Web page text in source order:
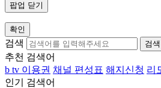
팝업 닫기
확인
검색 검색
추천 검색어
b tv 이용권 채널 편성표 해지신청 리
인기 검색어